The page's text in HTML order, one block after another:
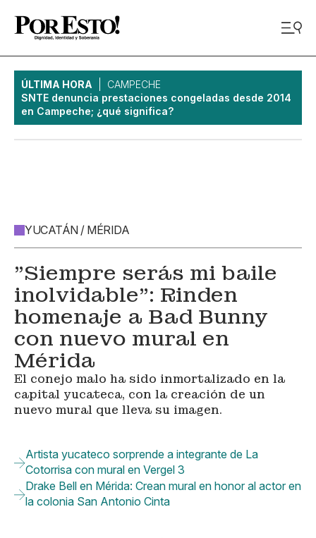
ÚLTIMA HORA
CAMPECHE
SNTE denuncia prestaciones congeladas desde 2014
en Campeche; ¿qué significa?
YUCATÁN / MÉRIDA
"Siempre serás mi baile
inolvidable": Rinden
homenaje a Bad Bunny
con nuevo mural en
Mérida
El conejo malo ha sido inmortalizado en la
capital yucateca, con la creación de un
nuevo mural que lleva su imagen.
Artista yucateco sorprende a integrante de La
Cotorrisa con mural en Vergel 3
Drake Bell en Mérida: Crean mural en honor al actor en
la colonia San Antonio Cinta